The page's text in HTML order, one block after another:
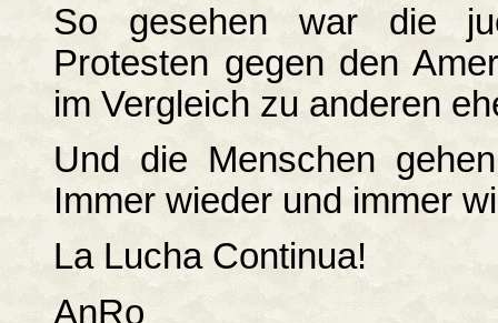
So gesehen war die
Protesten gegen den
im Vergleich zu anderen
Und die Menschen
Immer wieder und immer
La Lucha Continua!
AnRo